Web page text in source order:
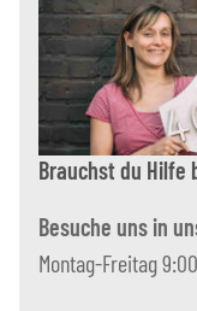
Brauchst du Hilfe
Besuche uns in
Montag-Freitag